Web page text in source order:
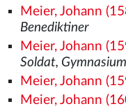
Meier, Johann
Benediktiner
Meier, Johann
Soldat,
Meier, Johann
Meier, Johann